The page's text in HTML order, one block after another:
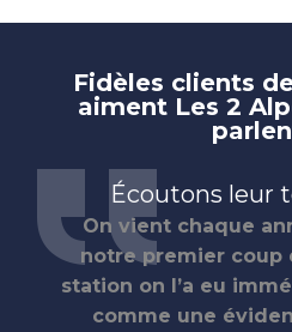
DOMAINE
Fidèles clients
aiment Les 2
Écoutons leur
On vient chaque
notre premier coup
station on l’a eu
comme une